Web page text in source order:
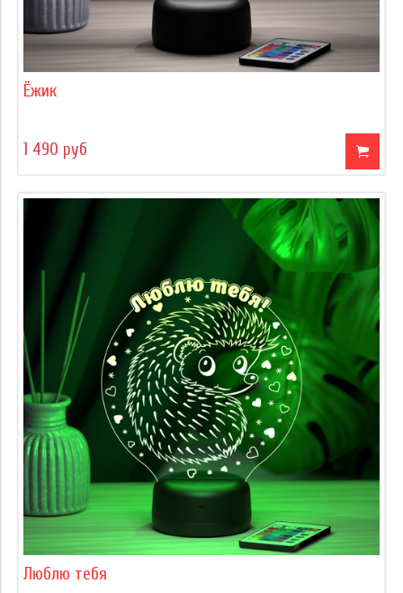
Ёжик
1 490 руб
Люблю тебя